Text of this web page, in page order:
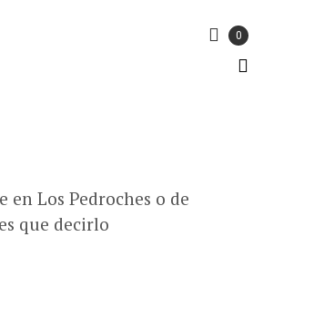
0
Los Pedroches o de
que decirlo